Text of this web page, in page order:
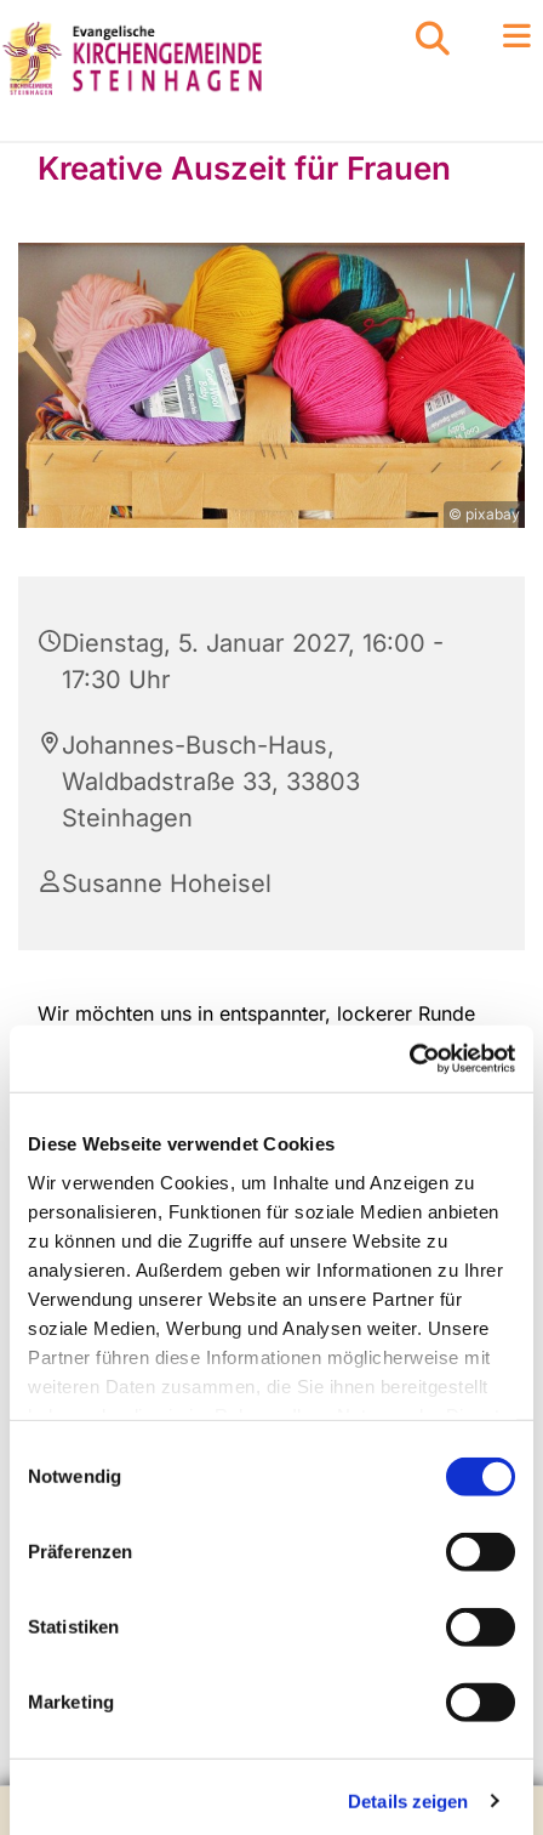
Diese Webseite verwendet Cookies
Wir verwenden Cookies, um Inhalte und Anzeigen zu
personalisieren, Funktionen für soziale Medien anbieten
zu können und die Zugriffe auf unsere Website zu
analysieren. Außerdem geben wir Informationen zu Ihrer
Verwendung unserer Website an unsere Partner für
soziale Medien, Werbung und Analysen weiter. Unsere
Partner führen diese Informationen möglicherweise mit
weiteren Daten zusammen, die Sie ihnen bereitgestellt
Notwendig
Präferenzen
Statistiken
Marketing
Details zeigen
Kreative Auszeit für Frauen
© pixabay
Dienstag, 5. Januar 2027, 16:00 -
17:30 Uhr
Johannes-Busch-Haus,
Waldbadstraße 33, 33803
Steinhagen
Susanne Hoheisel
Wir möchten uns in entspannter, lockerer Runde
treffen. Dabei wird jede anderes kreativ mit
Stricken, Handarbeiten, Tipps austauschen und wir
kommen über Gott und die Welt ins Gespräch.
Dienstags in den geraden Wochen von 16:00 bis
17:30 Uhr
Nähere Auskünfte erteilen gerne Frau Susanne
Hoheisel 0176 / 963 782 68 oder 2476